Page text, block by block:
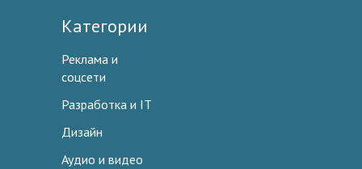
Категории
Реклама и
соцсети
Разработка и IT
Дизайн
Аудио и видео